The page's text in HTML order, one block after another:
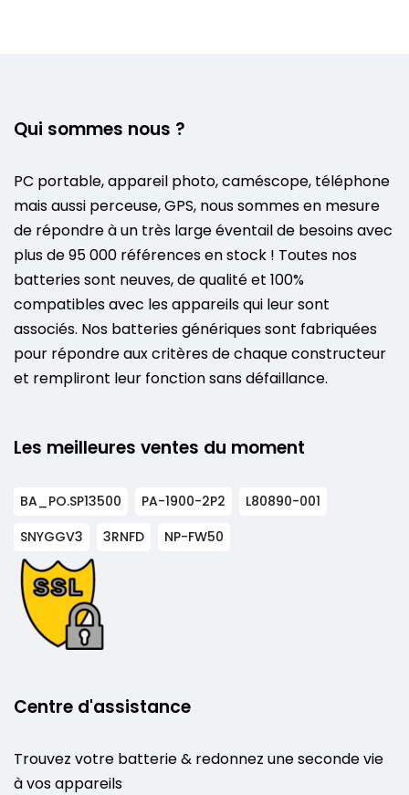
Qui sommes nous ?
PC portable, appareil photo, caméscope, téléphone
mais aussi perceuse, GPS, nous sommes en mesure
de répondre à un très large éventail de besoins avec
plus de 95 000 références en stock ! Toutes nos
batteries sont neuves, de qualité et 100%
compatibles avec les appareils qui leur sont
associés. Nos batteries génériques sont fabriquées
pour répondre aux critères de chaque constructeur
et rempliront leur fonction sans défaillance.
Les meilleures ventes du moment
BA_PO.SP13500 PA-1900-2P2
L80890-001
SNYGGV3
3RNFD NP-FW50
Centre d'assistance
Trouvez votre batterie & redonnez une seconde vie
à vos appareils